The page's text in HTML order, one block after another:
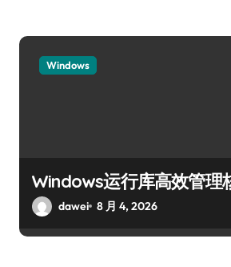
Windows
Windows运行库高效管理
dawei 8 月 4, 2026